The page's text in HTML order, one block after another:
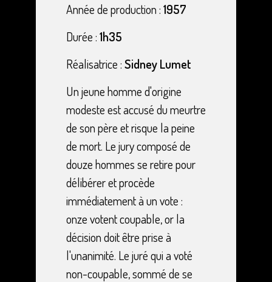
Année de production :1957
Durée :1h35
Réalisatrice :Sidney Lumet
Un jeune homme d'origine
modeste est accusé du meurtre
de son père et risque la peine
de mort. Le jury composé de
douze hommes se retire pour
délibérer et procède
immédiatement à un vote :
onze votent coupable, or la
décision doit être prise à
l'unanimité. Le juré qui a voté
non-coupable, sommé de se